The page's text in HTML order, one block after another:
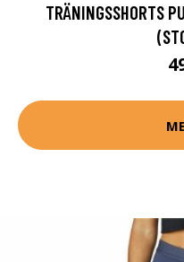
TRÄNINGSSHORTS